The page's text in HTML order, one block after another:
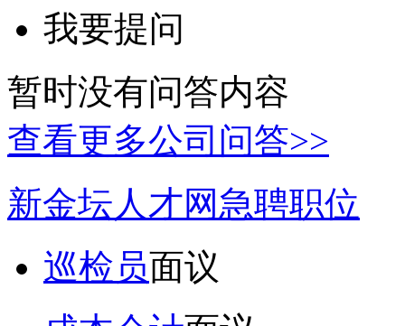
我要提问
暂时没有问答内容
查看更多公司问答>>
新金坛人才网急聘职位
巡检员面议